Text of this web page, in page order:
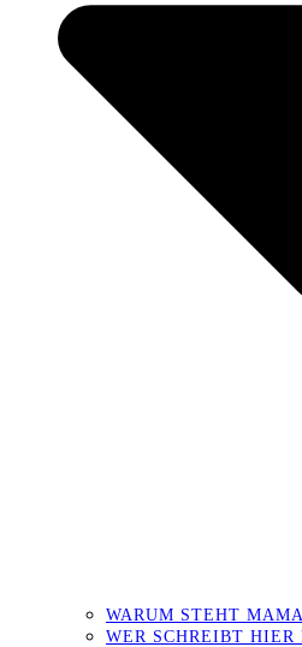
WARUM STEHT
WER SCHREIBT HIER